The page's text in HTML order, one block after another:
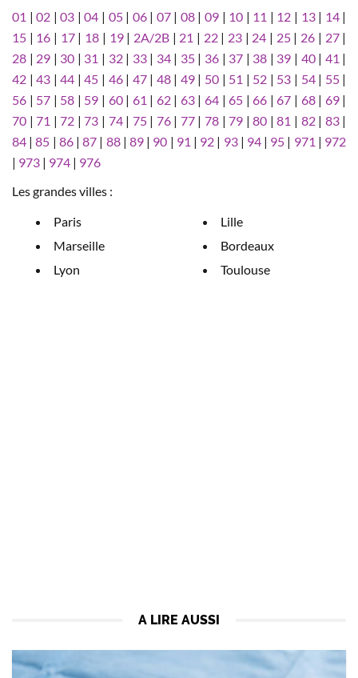
01 |02 |03 |04 | 05| 06| 07| 08| 09 | 10 | 11 | 12 | 13| 14|
15 | 16 | 17| 18 | 19| 2A/2B| 21 | 22| 23 | 24 | 25| 26 | 27|
28 | 29 | 30 | 31 | 32| 33| 34| 35| 36 | 37 | 38 | 39 | 40| 41 |
42 |43 |44 |45 | 46| 47| 48| 49| 50 | 51 | 52 | 53 | 54| 55|
56 | 57 | 58 | 59 | 60| 61 | 62| 63| 64 |65 |66 |67 | 68| 69|
70 |71 |72 |73 | 74| 75| 76| 77| 78 |79 |80 |81 | 82| 83|
84 |85 | 86|87 | 88| 89| 90 | 91 | 92 | 93| 94| 95 | 971 | 972
| 973 | 974 | 976
Les grandes villes :
Paris
Marseille
Lyon
Lille
Bordeaux
Toulouse
A LIRE AUSSI